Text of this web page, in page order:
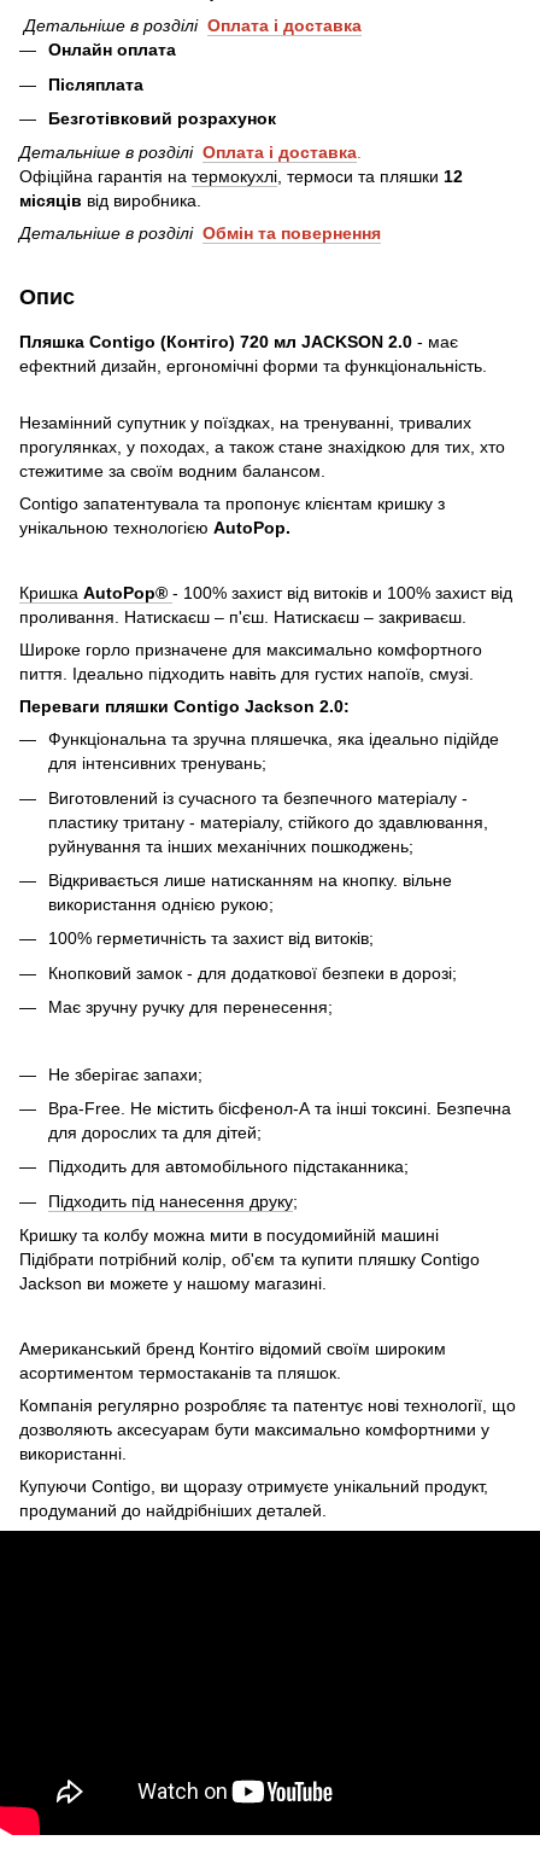
Детальніше в розділі Оплата і доставка
Онлайн оплата
Післяплата
Безготівковий розрахунок
Детальніше в розділі Оплата і доставка.
Офіційна гарантія на термокухлі, термоси та пляшки 12
місяців від виробника.
Детальніше в розділі Обмін та повернення
Опис
Пляшка Contigo (Контіго) 720 мл JACKSON 2.0 - має
ефектний дизайн, ергономічні форми та функціональність.
Незамінний супутник у поїздках, на тренуванні, тривалих
прогулянках, у походах, а також стане знахідкою для тих, хто
стежитиме за своїм водним балансом.
Contigo запатентувала та пропонує клієнтам кришку з
унікальною технологією AutoPop.
Кришка AutoPop® - 100% захист від витоків и 100% захист від
проливання. Натискаєш – п'єш. Натискаєш – закриваєш.
Широке горло призначене для максимально комфортного
пиття. Ідеально підходить навіть для густих напоїв, смузі.
Переваги пляшки Contigo Jackson 2.0:
Функціональна та зручна пляшечка, яка ідеально підійде
для інтенсивних тренувань;
Виготовлений із сучасного та безпечного матеріалу -
пластику тритану - матеріалу, стійкого до здавлювання,
руйнування та інших механічних пошкоджень;
Відкривається лише натисканням на кнопку. вільне
використання однією рукою;
100% герметичність та захист від витоків;
Кнопковий замок - для додаткової безпеки в дорозі;
Має зручну ручку для перенесення;
Не зберігає запахи;
Bpa-Free. Не містить бісфенол-А та інші токсині. Безпечна
для дорослих та для дітей;
Підходить для автомобільного підстаканника;
Підходить під нанесення друку;
Кришку та колбу можна мити в посудомийній машині
Підібрати потрібний колір, об'єм та купити пляшку Contigo
Jackson ви можете у нашому магазині.
Американський бренд Контіго відомий своїм широким
асортиментом термостаканів та пляшок.
Компанія регулярно розробляє та патентує нові технології, що
дозволяють аксесуарам бути максимально комфортними у
використанні.
Купуючи Contigo, ви щоразу отримуєте унікальний продукт,
продуманий до найдрібніших деталей.